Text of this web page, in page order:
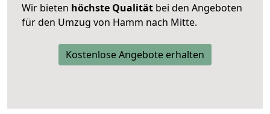
Wir bieten höchste Qualität bei den Angeboten
für den Umzug von Hamm nach Mitte.
Kostenlose Angebote erhalten